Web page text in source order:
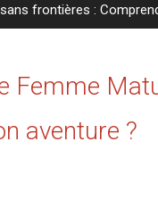
frontières :
Femme
aventure ?